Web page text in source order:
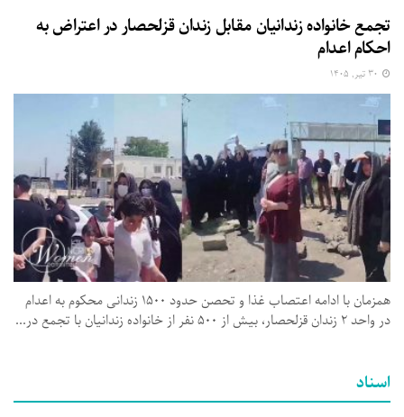
تجمع خانواده زندانیان مقابل زندان قزلحصار در اعتراض به
احکام اعدام
همزمان با ادامه اعتصاب غذا و تحصن حدود ۱۵۰۰ زندانی محکوم به اعدام
در واحد ۲ زندان قزلحصار، بیش از ۵۰۰ نفر از خانواده زندانیان با تجمع در...
اسناد